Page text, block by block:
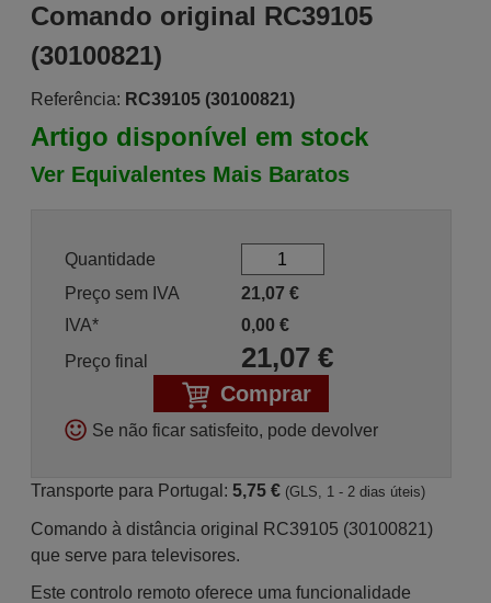
Comando original RC39105
(30100821)
Referência: RC39105 (30100821)
Artigo disponível em stock
Ver Equivalentes Mais Baratos
Quantidade
Preço sem IVA
21,07 €
IVA*
0,00 €
Preço final
21,07€
Comprar
Se não ficar satisfeito, pode devolver
Transporte para Portugal: 5,75 € (GLS, 1 - 2 dias úteis)
Comando à distância original RC39105 (30100821)
que serve para televisores.
Este controlo remoto oferece uma funcionalidade